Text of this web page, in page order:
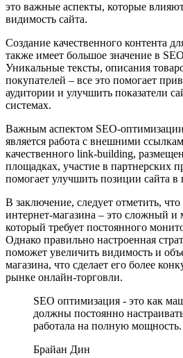
это важные аспекты, которые
видимость сайта.
Создание качественного контента
также имеет большое значение в
Уникальные тексты, описания
покупателей – все это помогает
аудитории и улучшить показатели
системах.
Важным аспектом SEO-
является работа с внешними
качественного link-building,
площадках, участие в партнерских
помогает улучшить позиции сайта в
В заключение, следует отметить,
интернет-магазина – это сложный и
который требует постоянного
Однако правильно настроенная
поможет увеличить видимость и
магазина, что сделает его более
рынке онлайн-торговли.
SEO оптимизация - это как
должны постоянно
работала на полную мощность.
Брайан Дин